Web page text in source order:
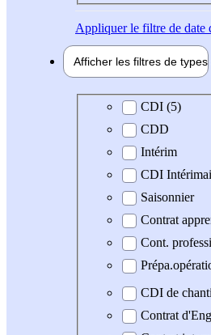
Appliquerle filtre de date
Afficher les filtres de types
Type de contrat
CDI (5)
CDD
Intérim
CDI
Saisonnier
Contrat
Cont.
CDI de
Contrat